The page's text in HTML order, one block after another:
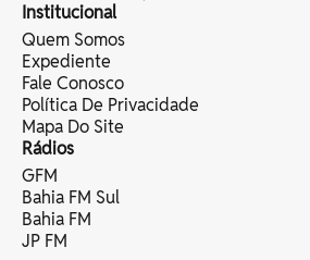
Institucional
Quem Somos
Expediente
Fale Conosco
Política De Privacidade
Mapa Do Site
Rádios
GFM
Bahia FM Sul
Bahia FM
JP FM